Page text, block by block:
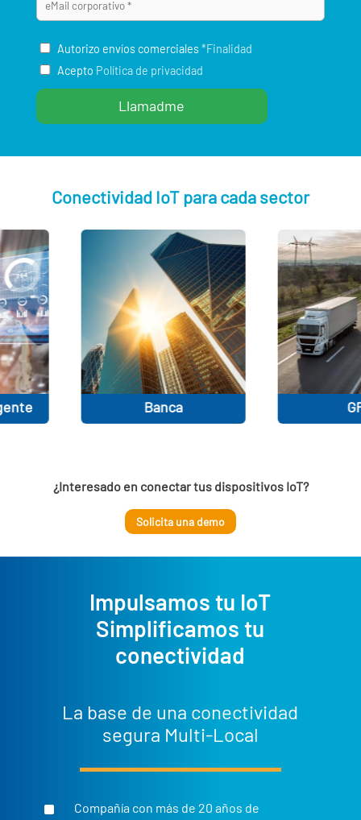
Autorizo envíos comerciales*Finalidad
Acepto Política de privacidad
Conectividad IoT para cada sector
Banca
¿Interesado en conectar tus dispositivos IoT?
Solicita una demo
Impulsamos tu IoT
Simplificamos tu
conectividad
La base de una conectividad
segura Multi-Local
^ Compañía con más de 20 años de